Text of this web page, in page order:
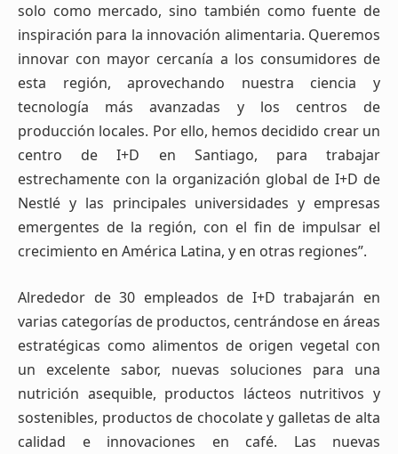
solo como mercado, sino también como fuente de
inspiración para la innovación alimentaria. Queremos
innovar con mayor cercanía a los consumidores de
esta región, aprovechando nuestra ciencia y
tecnología más avanzadas y los centros de
producción locales. Por ello, hemos decidido crear un
centro de I+D en Santiago, para trabajar
estrechamente con la organización global de I+D de
Nestlé y las principales universidades y empresas
emergentes de la región, con el fin de impulsar el
crecimiento en América Latina, y en otras regiones”.
Alrededor de 30 empleados de I+D trabajarán en
varias categorías de productos, centrándose en áreas
estratégicas como alimentos de origen vegetal con
un excelente sabor, nuevas soluciones para una
nutrición asequible, productos lácteos nutritivos y
sostenibles, productos de chocolate y galletas de alta
calidad e innovaciones en café. Las nuevas